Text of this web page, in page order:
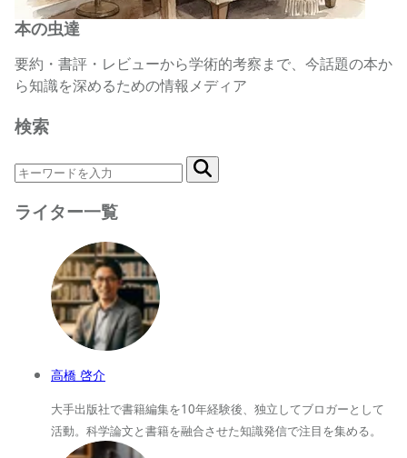
本の虫達
要約・書評・レビューから学術的考察まで、今話題の本か
ら知識を深めるための情報メディア
検索
ライター一覧
高橋 啓介
大手出版社で書籍編集を10年経験後、独立してブロガーとして
活動。科学論文と書籍を融合させた知識発信で注目を集める。